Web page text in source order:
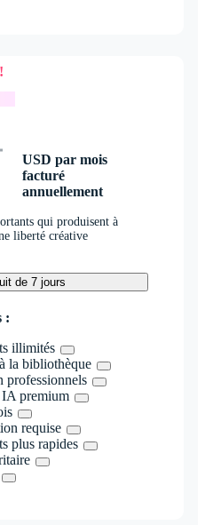
USD par mois
facturé
annuellement
qui produisent à
liberté créative
de 7 jours
:
illimités
la bibliothèque
professionnels
premium
requise
plus rapides